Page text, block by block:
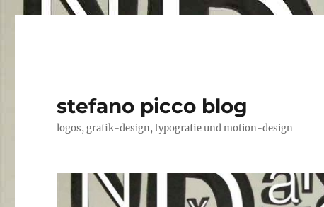
stefano picco blog
logos, grafik-design, typografie und motion-design